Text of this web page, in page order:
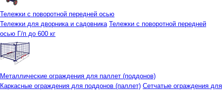
Тележки с поворотной передней осью
Тележки для дворника и садовника Тележки с поворотной передней
осью Г/п до 600 кг
Металлические ограждения для паллет (поддонов)
Каркасные ограждения для поддонов (паллет) Сетчатые ограждения для